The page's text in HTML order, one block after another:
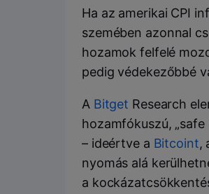
Ha az amerikai CPI
szemében azonnal
hozamok felfelé
pedig védekezőbbé
A Bitget Research
hozamfókuszú,
– ideértve a Bitcoint,
nyomás alá
a